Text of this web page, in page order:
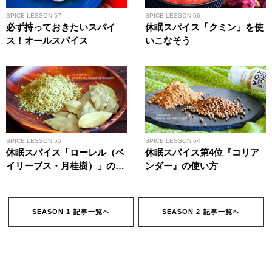
SPICE LESSON 57
必ず持っておきたいスパイ
ス！オールスパイス
SPICE LESSON 56
休眠スパイス「クミン」を使
いこなそう
SPICE LESSON 55
休眠スパイス「ローレル（ベ
イリーブス・月桂樹）」の活
SPICE LESSON 54
休眠スパイス第4位『コリア
ンダー』の使い方
SEASON 1 記事一覧へ SEASON 2 記事一覧へ